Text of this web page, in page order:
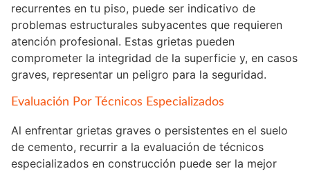
recurrentes en tu piso, puede ser indicativo de
problemas estructurales subyacentes que requieren
atención profesional. Estas grietas pueden
comprometer la integridad de la superficie y, en casos
graves, representar un peligro para la seguridad.
Evaluación Por Técnicos Especializados
Al enfrentar grietas graves o persistentes en el suelo
de cemento, recurrir a la evaluación de técnicos
especializados en construcción puede ser la mejor